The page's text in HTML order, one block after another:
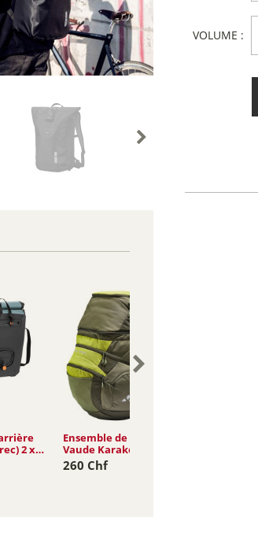
VOLUME :
2 x
Ensemble de sacoches
Vaude Karakorum Pro 65L
260 Chf